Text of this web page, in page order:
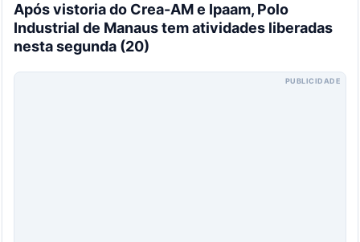
Após vistoria do Crea-AM e Ipaam, Polo
Industrial de Manaus tem atividades liberadas
nesta segunda (20)
PUBLICIDADE